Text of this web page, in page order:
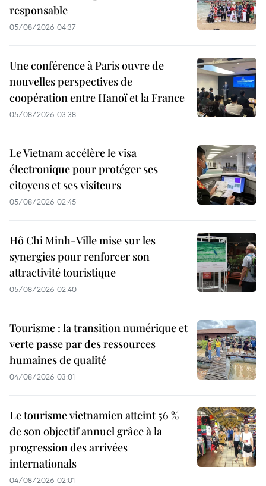
responsable
05/08/2026 04:37
Une conférence à Paris ouvre de
nouvelles perspectives de
coopération entre Hanoï et la France
05/08/2026 03:38
Le Vietnam accélère le visa
électronique pour protéger ses
citoyens et ses visiteurs
05/08/2026 02:45
Hô Chi Minh-Ville mise sur les
synergies pour renforcer son
attractivité touristique
05/08/2026 02:40
Tourisme : la transition numérique et
verte passe par des ressources
humaines de qualité
04/08/2026 03:01
Le tourisme vietnamien atteint 56 %
de son objectif annuel grâce à la
progression des arrivées
internationals
04/08/2026 02:01